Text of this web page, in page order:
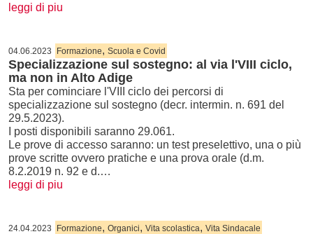
leggi di piu
04.06.2023 Formazione, Scuola e Covid
Specializzazione sul sostegno: al via l'VIII ciclo,
ma non in Alto Adige
Sta per cominciare l'VIII ciclo dei percorsi di
specializzazione sul sostegno (decr. intermin. n. 691 del
29.5.2023).
I posti disponibili saranno 29.061.
Le prove di accesso saranno: un test preselettivo, una o più
prove scritte ovvero pratiche e una prova orale (d.m.
8.2.2019 n. 92 e d.…
leggi di piu
24.04.2023 Formazione, Organici, Vita scolastica, Vita Sindacale